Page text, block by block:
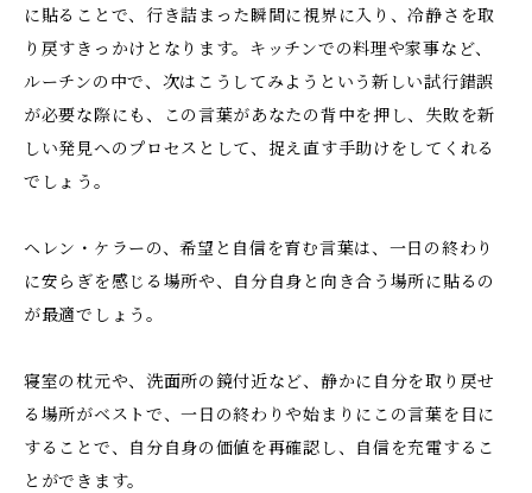
に貼ることで、行き詰まった瞬間に視界に入り、冷静さを取
り戻すきっかけとなります。キッチンでの料理や家事など、
ルーチンの中で、次はこうしてみようという新しい試行錯誤
が必要な際にも、この言葉があなたの背中を押し、失敗を新
しい発見へのプロセスとして、捉え直す手助けをしてくれる
でしょう。
ヘレン・ケラーの、希望と自信を育む言葉は、一日の終わり
に安らぎを感じる場所や、自分自身と向き合う場所に貼るの
が最適でしょう。
寝室の枕元や、洗面所の鏡付近など、静かに自分を取り戻せ
る場所がベストで、一日の終わりや始まりにこの言葉を目に
することで、自分自身の価値を再確認し、自信を充電するこ
とができます。